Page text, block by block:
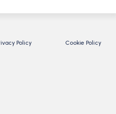
Policy Cookie Policy